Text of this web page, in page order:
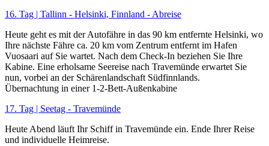
16. Tag | Tallinn - Helsinki, Finnland - Abreise
Heute geht es mit der Autofähre in das 90 km entfernte Helsinki, wo
Ihre nächste Fähre ca. 20 km vom Zentrum entfernt im Hafen
Vuosaari auf Sie wartet. Nach dem Check-In beziehen Sie Ihre
Kabine. Eine erholsame Seereise nach Travemünde erwartet Sie
nun, vorbei an der Schärenlandschaft Südfinnlands.
Übernachtung in einer 1-2-Bett-Außenkabine
17. Tag | Seetag - Travemünde
Heute Abend läuft Ihr Schiff in Travemünde ein. Ende Ihrer Reise
und individuelle Heimreise.